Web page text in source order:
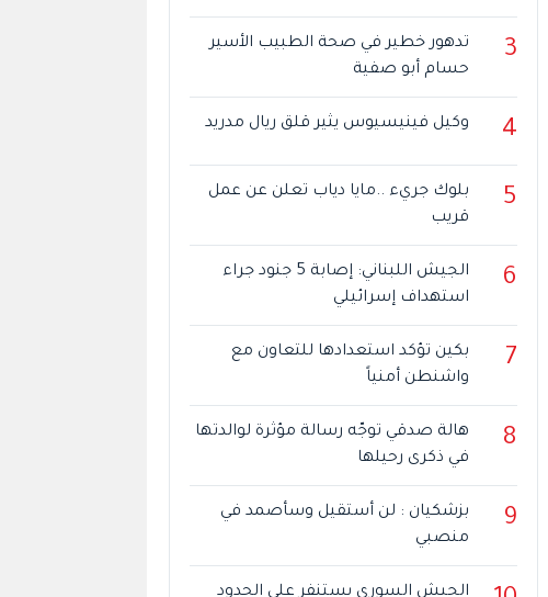
3
تدهور خطير في صحة الطبيب الأسير
حسام أبو صفية
4 وكيل فينيسيوس يثير قلق ريال مدريد
5
بلوك جريء ..مايا دياب تعلن عن عمل
قريب
6
الجيش اللبناني: إصابة 5 جنود جراء
استهداف إسرائيلي
7
بكين تؤكد استعدادها للتعاون مع
واشنطن أمنياً
8
هالة صدقي توجّه رسالة مؤثرة لوالدتها
في ذكرى رحيلها
9
بزشكيان : لن أستقيل وسأصمد في
منصبي
الجيش السوري يستنفر على الحدود